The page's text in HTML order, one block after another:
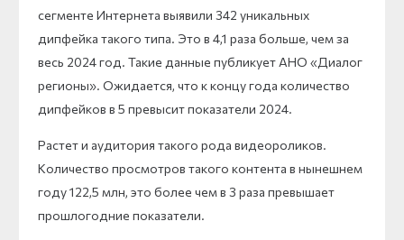
сегменте Интернета выявили 342 уникальных
дипфейка такого типа. Это в 4,1 раза больше, чем за
весь 2024 год. Такие данные публикует АНО «Диалог
регионы». Ожидается, что к концу года количество
дипфейков в 5 превысит показатели 2024.
Растет и аудитория такого рода видеороликов.
Количество просмотров такого контента в нынешнем
году 122,5 млн, это более чем в 3 раза превышает
прошлогодние показатели.